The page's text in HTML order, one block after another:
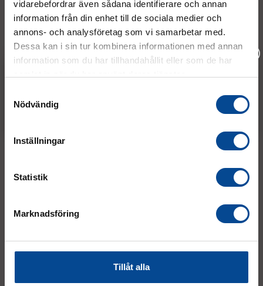
vidarebefordrar även sådana identifierare och annan
information från din enhet till de sociala medier och
annons- och analysföretag som vi samarbetar med.
Dessa kan i sin tur kombinera informationen med annan
information som du har tillhandahållit eller som de har
Nödvändig
Inställningar
Statistik
Marknadsföring
Tillåt alla
08 - 544 401 50
info@micrologistic.com
order@micrologistic.com
support@micrologistic.com
187 66 Täby
Mån–Tor:7.30–16.30